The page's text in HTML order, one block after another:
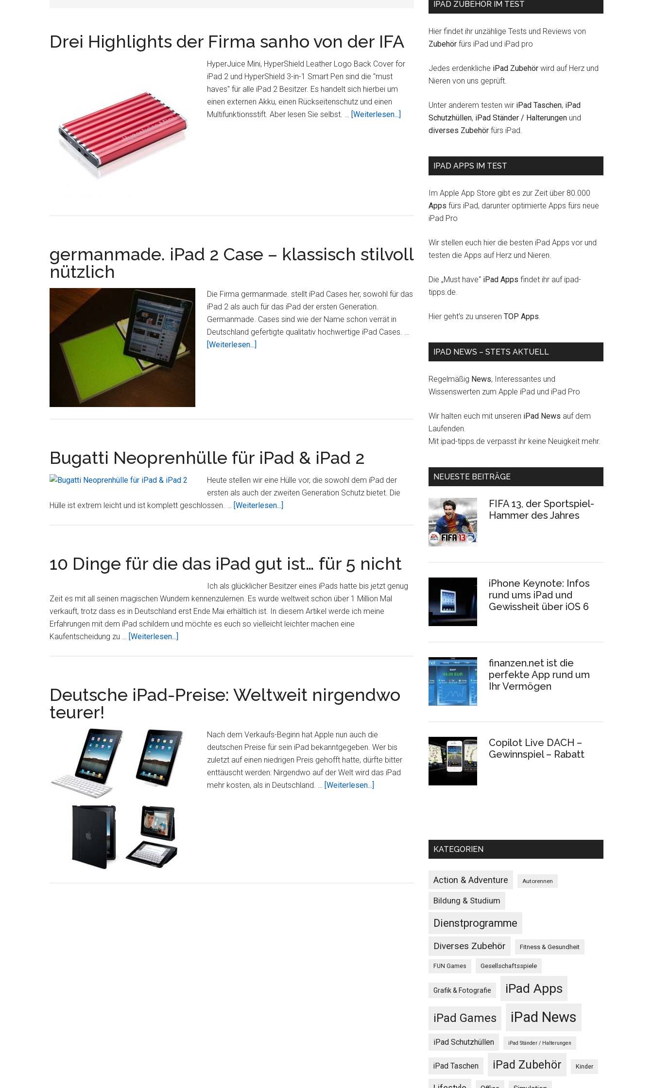
Drei Highlights der Firma sanho von der IFA
HyperJuice Mini, HyperShield Leather Logo Back Cover for
iPad 2 und HyperShield 3-in-1 Smart Pen sind die "must
haves" für alle iPad 2 Besitzer. Es handelt sich hierbei um
einen externen Akku, einen Rückseitenschutz und einen
Multifunktionsstift. Aber lesen Sie selbst. … [Weiterlesen...] ÜberDrei
Highlights
germanmade. iPad 2 Case – klassisch stilvoll
nützlich
Die Firma germanmade. stellt iPad Cases her, sowohl für das
iPad 2 als auch für das iPad der ersten Generation.
Germanmade. Cases sind wie der Name schon verrät in
Deutschland gefertigte qualitativ hochwertige iPad Cases. …
[Weiterlesen...]
Bugatti Neoprenhülle für iPad & iPad 2
Heute stellen wir eine Hülle vor, die sowohl dem iPad der
ersten als auch der zweiten Generation Schutz bietet. Die
Hülle ist extrem leicht und ist komplett geschlossen. … [Weiterlesen...]
iPad
2
10 Dinge für die das iPad gut ist… für 5 nicht
Ich als glücklicher Besitzer eines iPads hatte bis jetzt genug
Zeit es mit all seinen magischen Wundern kennenzulernen. Es wurde weltweit schon über 1 Million Mal
verkauft, trotz dass es in Deutschland erst Ende Mai erhältlich ist. In diesem Artikel werde ich meine
Erfahrungen mit dem iPad schildern und möchte es euch so vielleicht leichter machen eine
Kaufentscheidung zu … [Weiterlesen...]
das
iPad
für
5
Deutsche iPad-Preise: Weltweit nirgendwo
teurer!
Nach dem Verkaufs-Beginn hat Apple nun auch die
deutschen Preise für sein iPad bekanntgegeben. Wer bis
zuletzt auf einen niedrigen Preis gehofft hatte, dürfte bitter
enttäuscht werden: Nirgendwo auf der Welt wird das iPad
mehr kosten, als in Deutschland. … [Weiterlesen...]
IPAD ZUBEHÖR IM TEST
Hier findet ihr unzählige Tests und Reviews von
Zubehör fürs iPad und iPad pro
Jedes erdenkliche iPad Zubehör wird auf Herz und
Nieren von uns geprüft.
Unter anderem testen wir iPad Taschen, iPad
Schutzhüllen, iPad Ständer / Halterungen und
diverses Zubehör fürs iPad.
IPAD APPS IM TEST
Im Apple App Store gibt es zur Zeit über 80.000
Apps fürs iPad, darunter optimierte Apps fürs neue
iPad Pro
Wir stellen euch hier die besten iPad Apps vor und
testen die Apps auf Herz und Nieren.
Die „Must have“ iPad Apps findet ihr auf ipad-
tipps.de.
Hier geht's zu unseren TOP Apps.
IPAD NEWS – STETS AKTUELL
Regelmäßig News, Interessantes und
Wissenswerten zum Apple iPad und iPad Pro
Wir halten euch mit unseren iPad News auf dem
Laufenden.
Mit ipad-tipps.de verpasst ihr keine Neuigkeit mehr.
NEUESTE BEITRÄGE
FIFA 13, der Sportspiel-
Hammer des Jahres
iPhone Keynote: Infos
rund ums iPad und
Gewissheit über iOS 6
finanzen.net ist die
perfekte App rund um
Ihr Vermögen
Copilot Live DACH –
Gewinnspiel – Rabatt
KATEGORIEN
Action & Adventure Autorennen
Bildung & Studium
Dienstprogramme
Diverses Zubehör Fitness & Gesundheit
FUN Games Gesellschaftsspiele
Grafik & Fotografie iPad Apps
iPad Games iPad News
iPad Schutzhüllen iPad Ständer / Halterungen
iPad Taschen iPad Zubehör Kinder